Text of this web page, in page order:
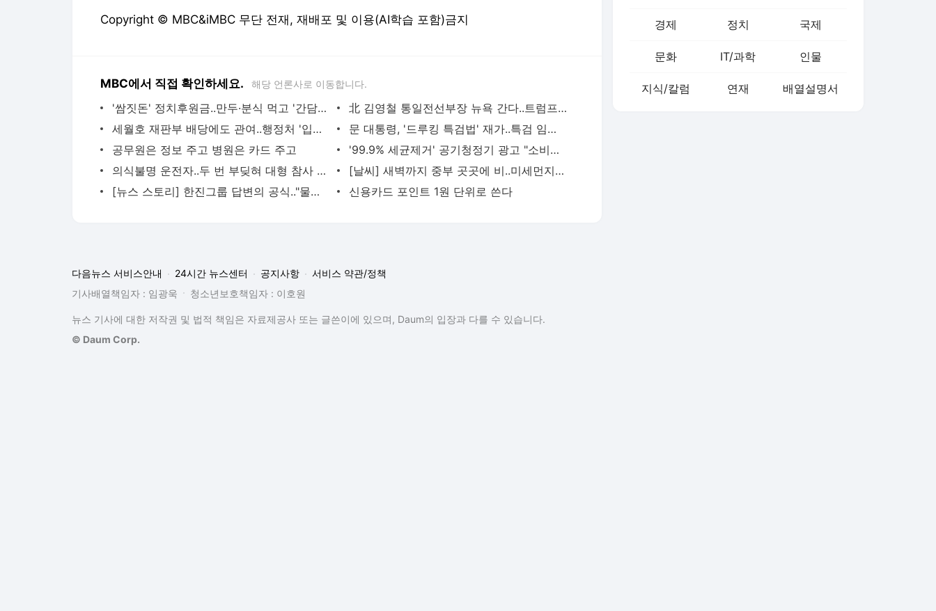
Copyright © MBC&iMBC 무단 전재, 재배포 및 이용(AI학습 포함)금지
MBC에서 직접 확인하세요. 해당 언론사로 이동합니다.
'쌈짓돈' 정치후원금..만두·분식 먹고 '간담회'
北 김영철 통일전선부장 뉴욕 간다..트럼프 '환영'
세월호 재판부 배당에도 관여..행정처 '입김'?
문 대통령, '드루킹 특검법' 재가..특검 임명은?
공무원은 정보 주고 병원은 카드 주고
'99.9% 세균제거' 공기청정기 광고 "소비자 기만했다"
의식불명 운전자..두 번 부딪혀 대형 참사 막았다
[날씨] 새벽까지 중부 곳곳에 비..미세먼지 '나쁨'
[뉴스 스토리] 한진그룹 답변의 공식.."물의" 대물림
신용카드 포인트 1원 단위로 쓴다
경제 정치 국제
문화 IT/과학 인물
지식/칼럼 연재 배열설명서
다음뉴스 서비스안내 24시간 뉴스센터 공지사항
서비스 약관/정책
기사배열책임자 : 임광욱
청소년보호책임자 : 이호원
뉴스 기사에 대한 저작권 및 법적 책임은 자료제공사 또는 글쓴이에 있으며, Daum의 입장과 다를 수 있습니다.
© Daum Corp.